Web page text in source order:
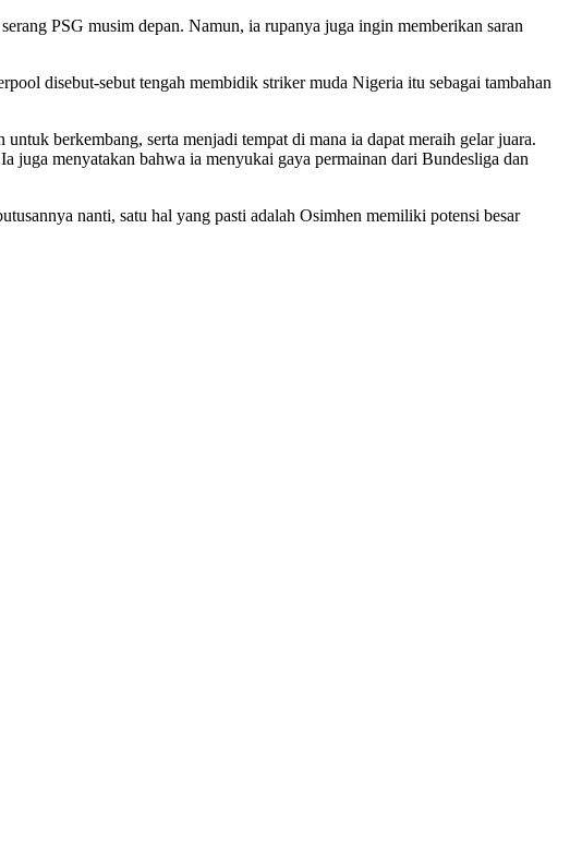
PSG musim depan. Namun, ia rupanya juga ingin memberikan saran
disebut-sebut tengah membidik striker muda Nigeria itu sebagai tambahan
berkembang, serta menjadi tempat di mana ia dapat meraih gelar juara.
juga menyatakan bahwa ia menyukai gaya permainan dari Bundesliga dan
nanti, satu hal yang pasti adalah Osimhen memiliki potensi besar